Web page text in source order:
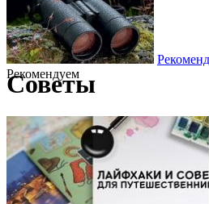
Рекомендуем
Советы